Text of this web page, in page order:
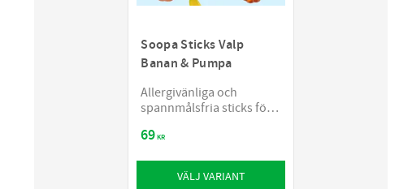
Soopa Sticks Valp
Banan & Pumpa
Allergivänliga och
spannmålsfria sticks för
69KR
VÄLJ VARIANT